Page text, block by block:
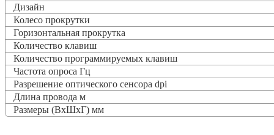
Дизайн
Колесо прокрутки
Горизонтальная прокрутка
Количество клавиш
Количество программируемых клавиш
Частота опроса Гц
Разрешение оптического сенсора dpi
Длина провода м
Размеры (ВxШxГ) мм